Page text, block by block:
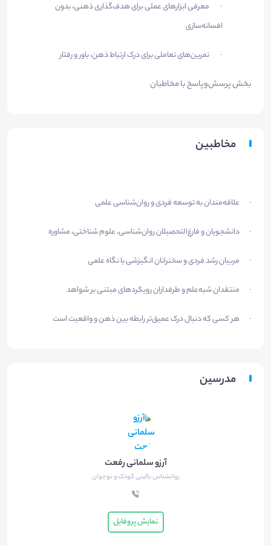
· معرفی ابزارهای عملی برای هدف‌گذاری ذهنی، بدون
افسانه‌سازی
· تمرین‌های تعاملی برای درک ارتباط ذهن، باور و رفتار
بخش پرسش‌وپاسخ با مخاطبان
مخاطبین
· علاقه‌مندان به توسعه فردی و روان‌شناسی علمی
· دانشجویان و فارغ‌التحصیلان روان‌شناسی، علوم شناختی، مشاوره
· مربیان رشد فردی و سخنرانان انگیزشی با نگاه علمی
· منتقدان شبه‌علم و طرفداران رویکردهای مبتنی بر شواهد
· هر کسی که دنبال درک عمیق‌تر رابطه بین ذهن و واقعیت است
مدرسین
آرزو سلمانی رفعت
روانشناس بالینی کودک و نوجوان
نمایش پروفایل